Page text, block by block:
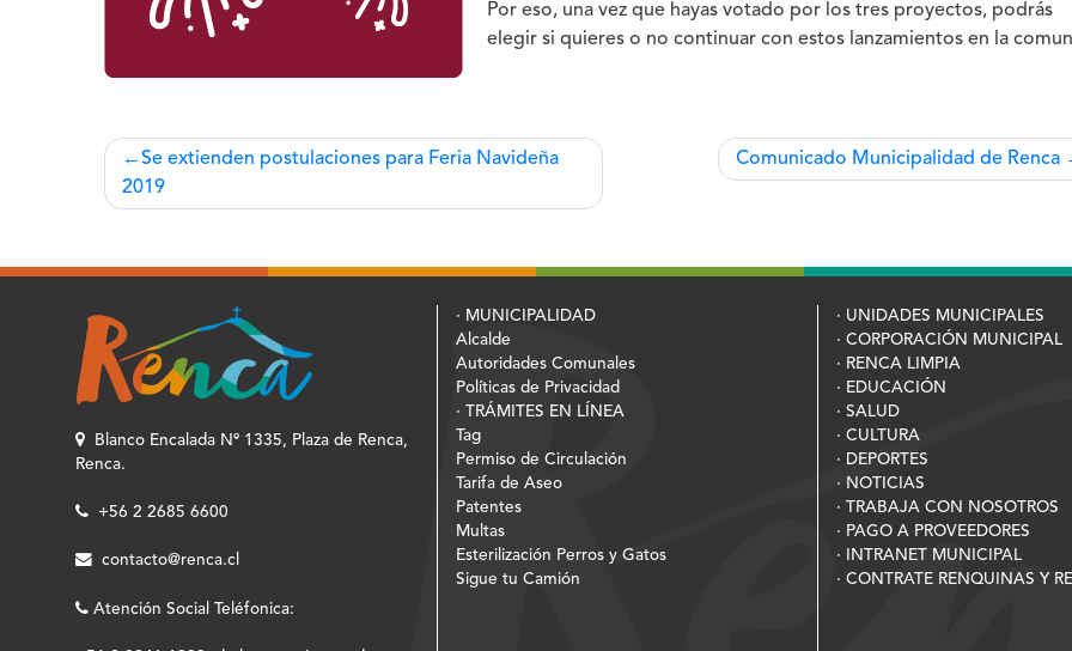
Por eso, una vez que hayas votado por los tres proyectos, podrás
elegir si quieres o no continuar con estos lanzamientos en la
Navegación
de
Se extienden postulaciones para Feria Navideña
2019
Comunicado Municipalidad de Renca
Blanco Encalada Nº 1335, Plaza de Renca,
Renca.
+56 2 2685 6600
contacto@renca.cl
Atención Social Teléfonica:
· MUNICIPALIDAD
Alcalde
Autoridades Comunales
Políticas de Privacidad
· TRÁMITES EN LÍNEA
Tag
Permiso de Circulación
Tarifa de Aseo
Patentes
Multas
Esterilización Perros y Gatos
Sigue tu Camión
· UNIDADES MUNICIPALES
· CORPORACIÓN MUNICIPAL
· RENCA LIMPIA
· EDUCACIÓN
· SALUD
· CULTURA
· DEPORTES
· NOTICIAS
· TRABAJA CON NOSOTROS
· PAGO A PROVEEDORES
· INTRANET MUNICIPAL
· CONTRATE RENQUINAS Y